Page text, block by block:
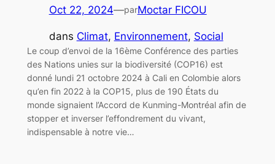
Oct 22, 2024—parMoctar FICOU
dans Climat, Environnement, Social
Le coup d’envoi de la 16ème Conférence des parties
des Nations unies sur la biodiversité (COP16) est
donné lundi 21 octobre 2024 à Cali en Colombie alors
qu’en fin 2022 à la COP15, plus de 190 États du
monde signaient l’Accord de Kunming-Montréal afin de
stopper et inverser l’effondrement du vivant,
indispensable à notre vie…